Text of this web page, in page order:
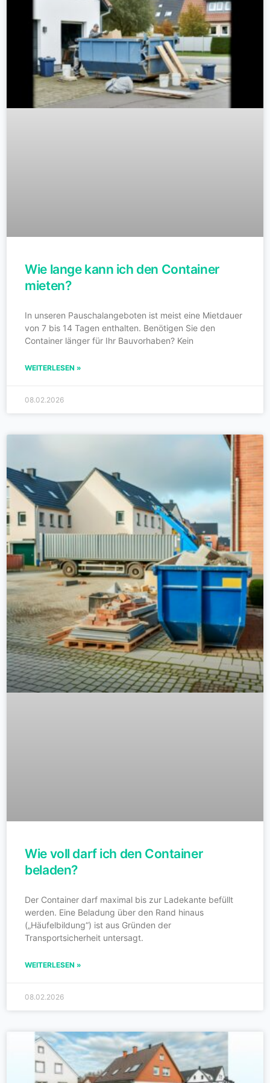
Wie lange kann ich den Container
mieten?
In unseren Pauschalangeboten ist meist eine Mietdauer
von 7 bis 14 Tagen enthalten. Benötigen Sie den
Container länger für Ihr Bauvorhaben? Kein
WEITERLESEN »
08.02.2026
Wie voll darf ich den Container
beladen?
Der Container darf maximal bis zur Ladekante befüllt
werden. Eine Beladung über den Rand hinaus
(„Häufelbildung“) ist aus Gründen der
Transportsicherheit untersagt.
WEITERLESEN »
08.02.2026